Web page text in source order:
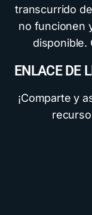
transcurrido
no funcionen
disponible.
ENLACE DE
¡Comparte y